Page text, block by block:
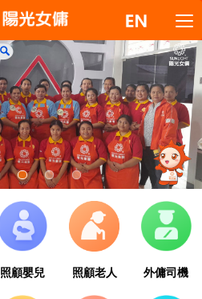
4 5
照顧嬰兒 照顧老人 外傭司機